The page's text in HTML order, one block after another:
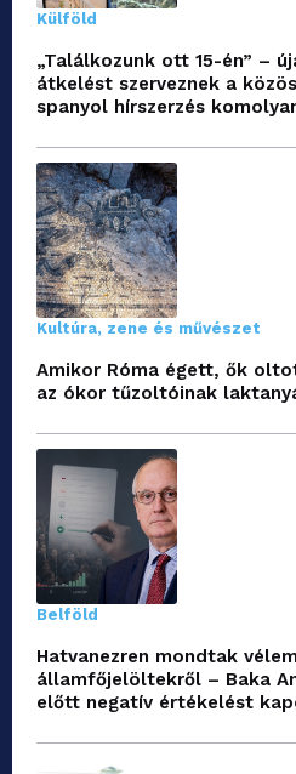
Külföld
„Találkozunk ott 15-én” –
átkelést szerveznek a
spanyol hírszerzés
Kultúra, zene és művészet
Amikor Róma égett, ők
az ókor tűzoltóinak
Belföld
Hatvanezren mondtak
államfőjelöltekről – Baka
előtt negatív értékelést